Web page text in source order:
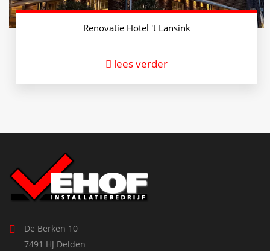
Renovatie Hotel 't Lansink
lees verder
De Berken 10
7491 HJ Delden